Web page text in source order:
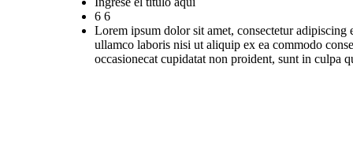
6 6
Lorem ipsum dolor sit amet, consectetur
ullamco laboris nisi ut aliquip ex ea commodo
occasionecat cupidatat non proident, sunt in culpa